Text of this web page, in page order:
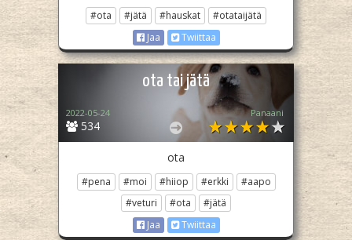
#ota #jätä #hauskat
#otataijätä
Jaa
Twiittaa
ota tai jätä
534
2022-05-24 Panaani
ota
#pena #moi #hiiop #erkki
#aapo
#veturi
#ota
#jätä
Jaa
Twiittaa